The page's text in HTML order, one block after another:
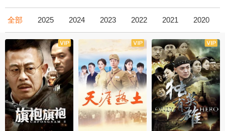
全部 2025 2024 2023 2022 2021 2020
全43集 全36集 全34集